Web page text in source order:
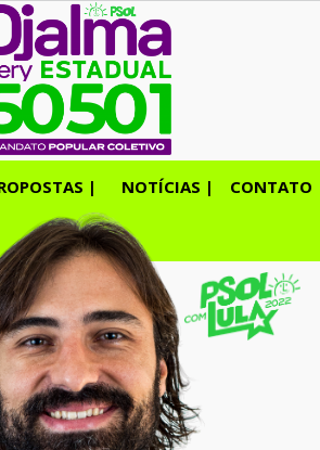
| CONTATO
NOTÍCIAS |